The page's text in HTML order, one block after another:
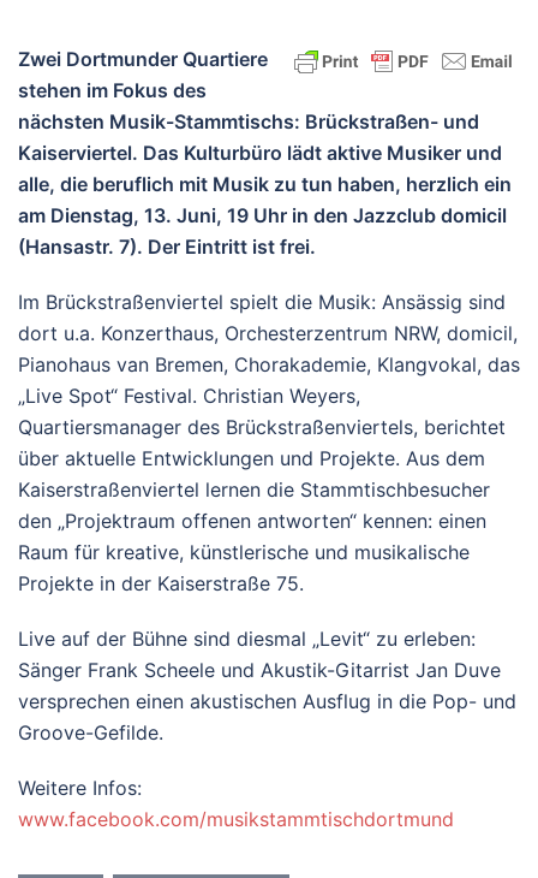
Zwei Dortmunder Quartiere
stehen im Fokus des
nächsten Musik-Stammtischs: Brückstraßen- und
Kaiserviertel. Das Kulturbüro lädt aktive Musiker und
alle, die beruflich mit Musik zu tun haben, herzlich ein
am Dienstag, 13. Juni, 19 Uhr in den Jazzclub domicil
(Hansastr. 7). Der Eintritt ist frei.
Im Brückstraßenviertel spielt die Musik: Ansässig sind
dort u.a. Konzerthaus, Orchesterzentrum NRW, domicil,
Pianohaus van Bremen, Chorakademie, Klangvokal, das
„Live Spot“ Festival. Christian Weyers,
Quartiersmanager des Brückstraßenviertels, berichtet
über aktuelle Entwicklungen und Projekte. Aus dem
Kaiserstraßenviertel lernen die Stammtischbesucher
den „Projektraum offenen antworten“ kennen: einen
Raum für kreative, künstlerische und musikalische
Projekte in der Kaiserstraße 75.
Live auf der Bühne sind diesmal „Levit“ zu erleben:
Sänger Frank Scheele und Akustik-Gitarrist Jan Duve
versprechen einen akustischen Ausflug in die Pop- und
Groove-Gefilde.
Weitere Infos:
www.facebook.com/musikstammtischdortmund